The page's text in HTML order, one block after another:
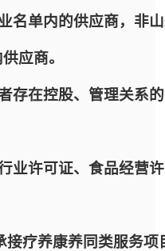
名单内的供应商，非
应商。
存在控股、管理关系
业许可证、食品经营
接疗养康养同类服务项